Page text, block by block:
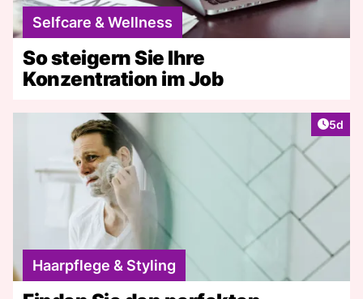
Selfcare & Wellness
So steigern Sie Ihre
Konzentration im Job
5d
Haarpflege & Styling